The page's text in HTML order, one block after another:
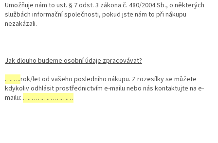
Umožňuje nám to ust. § 7 odst. 3 zákona č. 480/2004 Sb., o některých
službách informační společnosti, pokud jste nám to při nákupu
nezakázali.
Jak dlouho budeme osobní údaje zpracovávat?
……..rok/let od vašeho posledního nákupu. Z rozesílky se můžete
kdykoliv odhlásit prostřednictvím e-mailu nebo nás kontaktujte na e-
mailu: ……………………